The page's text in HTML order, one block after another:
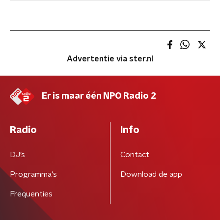
Advertentie via ster.nl
Er is maar één NPO Radio 2
Radio
DJ’s
Programma's
Frequenties
Info
Contact
Download de app